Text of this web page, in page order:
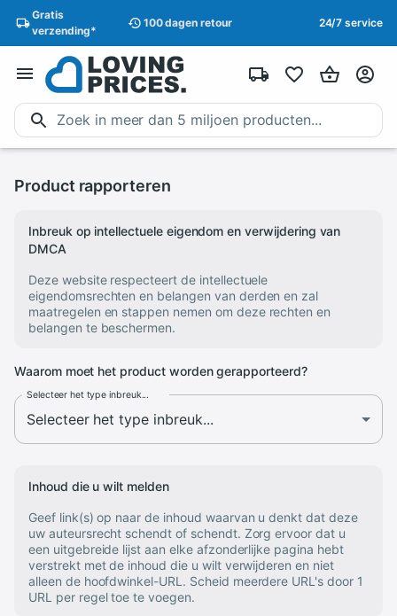
Gratis
verzending*
100 dagen retour 24/7 service
Product rapporteren
Inbreuk op intellectuele eigendom en verwijdering van
DMCA
Deze website respecteert de intellectuele
eigendomsrechten en belangen van derden en zal
maatregelen en stappen nemen om deze rechten en
belangen te beschermen.
Waarom moet het product worden gerapporteerd?
Selecteer het type inbreuk...
Inhoud die u wilt melden
Geef link(s) op naar de inhoud waarvan u denkt dat deze
uw auteursrecht schendt of schendt. Zorg ervoor dat u
een uitgebreide lijst aan elke afzonderlijke pagina hebt
verstrekt met de inhoud die u wilt verwijderen en niet
alleen de hoofdwinkel-URL. Scheid meerdere URL's door 1
URL per regel toe te voegen.